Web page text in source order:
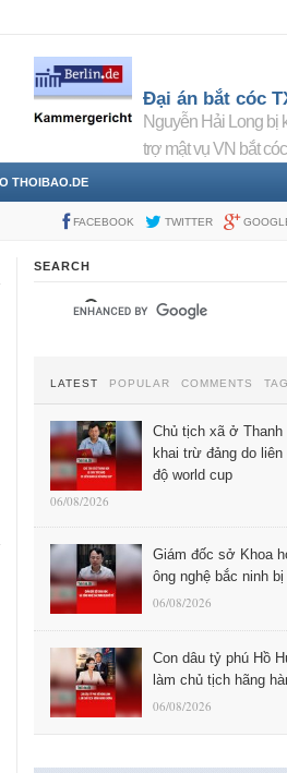
Đại án bắt cóc
Nguyễn Hải Long bị
trợ mật vụ VN bắt
THOIBAO.DE
FACEBOOK TWITTER
SEARCH
LATEST POPULAR COMMENTS
Chủ tịch xã ở Thanh
khai trừ đảng do liên
độ world cup
06/08/2026
Giám đốc sở Khoa
ông nghệ bắc ninh
06/08/2026
Con dâu tỷ phú Hồ
làm chủ tịch hãng
06/08/2026